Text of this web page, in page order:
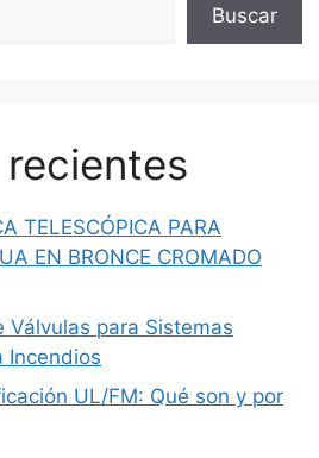
Buscar
TELESCÓPICA PARA
EN BRONCE CROMADO
Válvulas para Sistemas
Incendios
UL/FM: Qué son y por